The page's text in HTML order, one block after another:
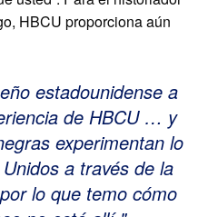
HBCU proporciona aún
estadounidense a
de HBCU … y
experimentan lo
a través de la
lo que temo cómo